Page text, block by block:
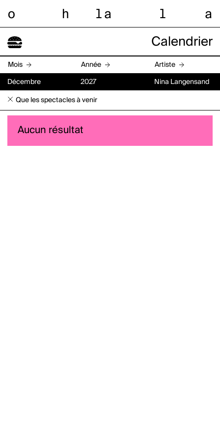
o h l a l a
Calendrier
Mois Année Artiste
Décembre 2027 Nina Langensand
Que les spectacles à venir
Aucun résultat